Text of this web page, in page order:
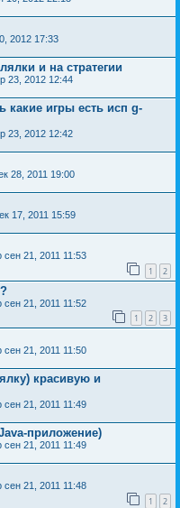
2012 17:33
и на стратегии
23, 2012 12:44
какие игры есть исп g-
23, 2012 12:42
28, 2011 19:00
17, 2011 15:59
сен 21, 2011 11:53
1 2
сен 21, 2011 11:52
1 2 3
сен 21, 2011 11:50
красивую и
сен 21, 2011 11:49
приложение)
сен 21, 2011 11:49
сен 21, 2011 11:48
1 2